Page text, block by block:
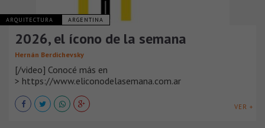
ARQUITECTURA ARGENTINA
2026, el ícono de la semana
Hernán Berdichevsky
[/video] Conocé más en
> https://www.eliconodelasemana.com.ar
VER +